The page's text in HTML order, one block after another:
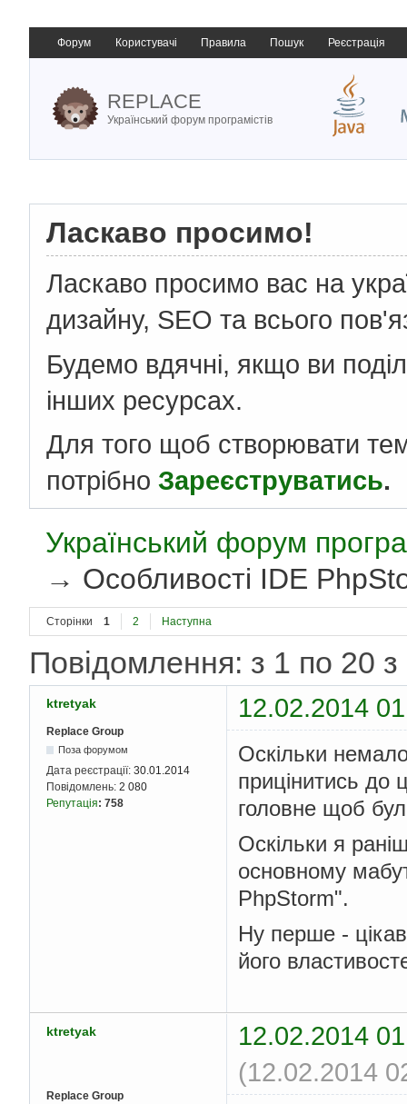
Форум Користувачі Правила Пошук Реєстрація
REPLACE
Український форум програмістів
Ласкаво просимо!
Ласкаво просимо вас на
дизайну, SEO та всього
Будемо вдячні, якщо ви
інших ресурсах.
Для того щоб створювати
потрібно Зареєструватись.
Український форум
→ Особливості IDE
Сторінки 1 2 Наступна
Повідомлення: з 1 по 20 з
ktretyak 12.02.2014
Replace Group
Поза форумом
Дата реєстрації: 30.01.2014
Повідомлень: 2 080
Репутація: 758
Оскільки
прицінитись до
головне щоб
Оскільки я
основному
PhpStorm".
Ну перше -
його
ktretyak
12.02.2014
(12.02.2014
Replace Group